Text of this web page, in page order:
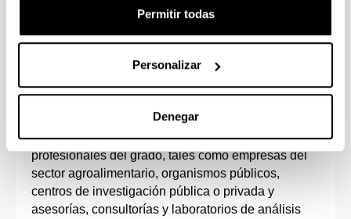
Permitir todas
Personalizar
Denegar
Farmacia de la UPV/EHU indican los centros en los
Así, en laMemoria del Grado de Ciencia y
Prácticas Tuteladas podrán realizarse en
"Empresas/Instituciones de acuerdo con los perfiles
profesionales del grado, tales como empresas del
sector agroalimentario, organismos públicos,
centros de investigación pública o privada y
asesorías, consultorías y laboratorios de análisis